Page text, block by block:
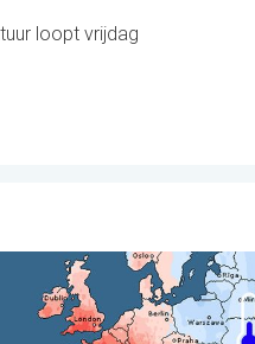
loopt vrijdag
Europa. . . donderdag 6
Grote weersverschillen in juli.